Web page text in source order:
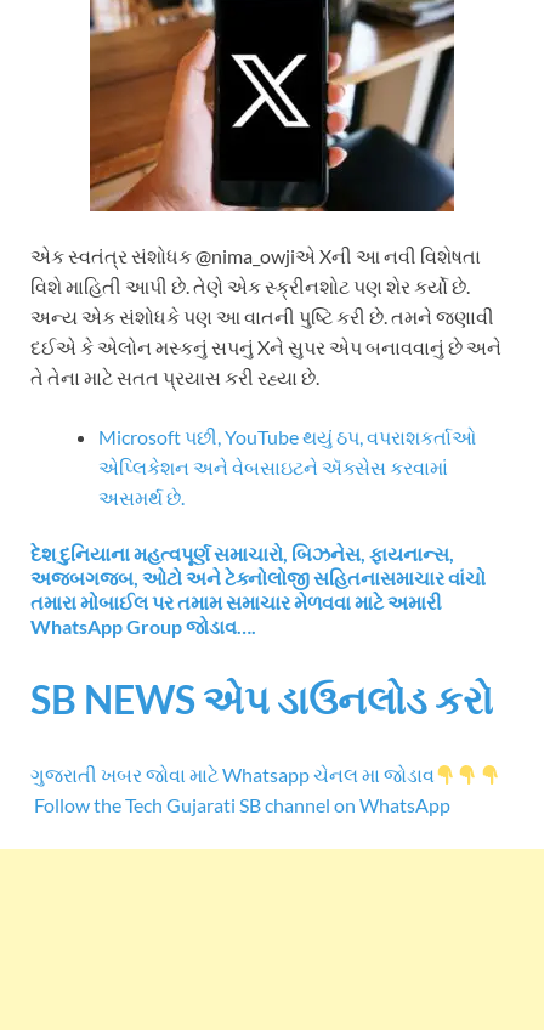
એક સ્વતંત્ર સંશોધક @nima_owjiએ Xની આ નવી વિશેષતા
વિશે માહિતી આપી છે. તેણે એક સ્ક્રીનશોટ પણ શેર કર્યો છે.
અન્ય એક સંશોધકે પણ આ વાતની પુષ્ટિ કરી છે. તમને જણાવી
દઈએ કે એલોન મસ્કનું સપનું Xને સુપર એપ બનાવવાનું છે અને
તે તેના માટે સતત પ્રયાસ કરી રહ્યા છે.
Microsoft પછી, YouTube થયું ઠપ, વપરાશકર્તાઓ
એપ્લિકેશન અને વેબસાઇટને ઍક્સેસ કરવામાં
અસમર્થ છે.
દેશ દુનિયાના મહત્વપૂર્ણ સમાચારો, બિઝનેસ, ફાયનાન્સ,
અજબગજબ, ઓટો અને ટેક્નોલોજી સહિતનાસમાચાર વાંચો
તમારા મોબાઈલ પર તમામ સમાચાર મેળવવા માટે અમારી
WhatsApp Group જોડાવ….
SB NEWS એપ ડાઉનલોડ કરો
ગુજરાતી ખબર જોવા માટે Whatsapp ચેનલ મા જોડાવ
Follow the Tech Gujarati SB channel on WhatsApp